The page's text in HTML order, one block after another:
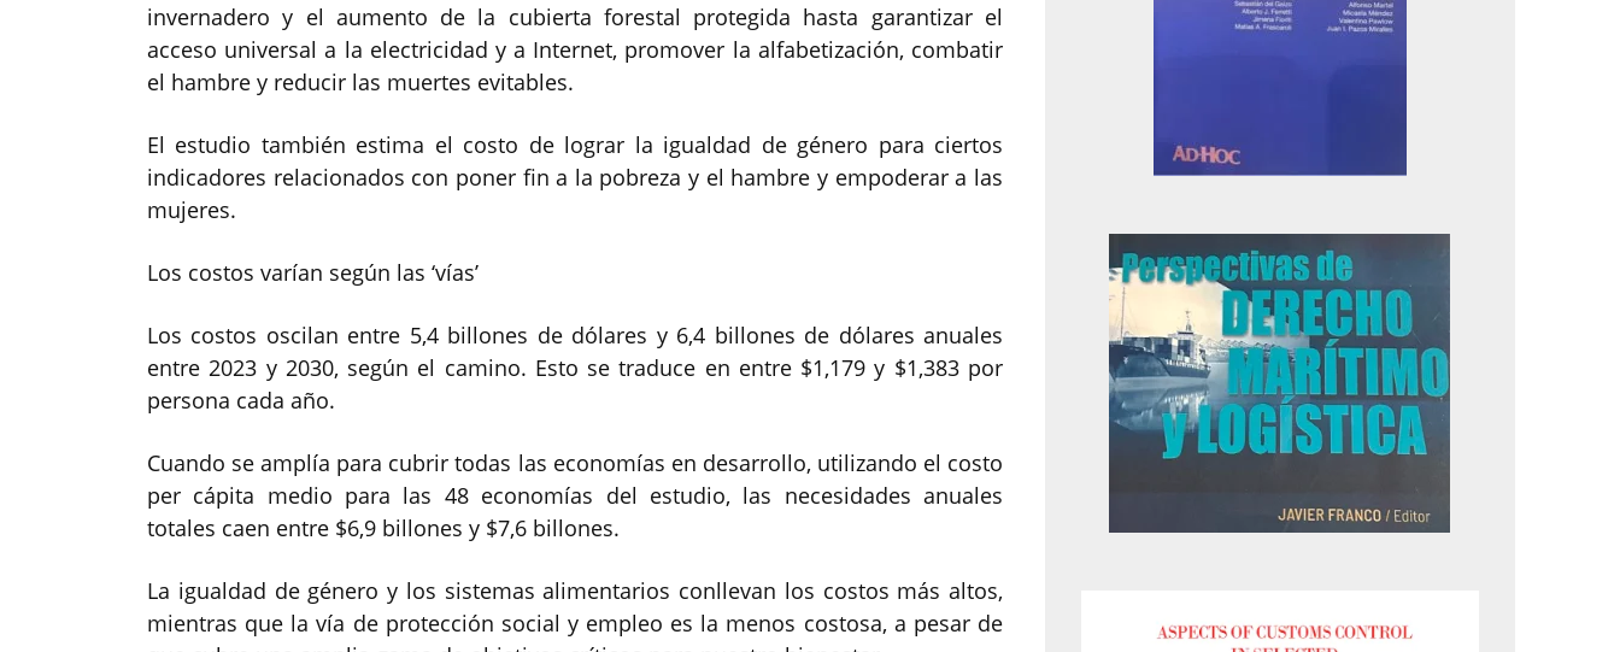
invernadero y el aumento de la cubierta forestal protegida hasta garantizar el
acceso universal a la electricidad y a Internet, promover la alfabetización, combatir
el hambre y reducir las muertes evitables.
El estudio también estima el costo de lograr la igualdad de género para ciertos
indicadores relacionados con poner fin a la pobreza y el hambre y empoderar a las
mujeres.
Los costos varían según las ‘vías’
Los costos oscilan entre 5,4 billones de dólares y 6,4 billones de dólares anuales
entre 2023 y 2030, según el camino. Esto se traduce en entre $1,179 y $1,383 por
persona cada año.
Cuando se amplía para cubrir todas las economías en desarrollo, utilizando el costo
per cápita medio para las 48 economías del estudio, las necesidades anuales
totales caen entre $6,9 billones y $7,6 billones.
La igualdad de género y los sistemas alimentarios conllevan los costos más altos,
mientras que la vía de protección social y empleo es la menos costosa, a pesar de